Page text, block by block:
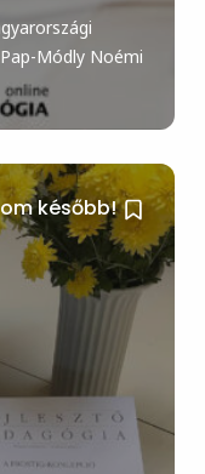
Módly Noémi
később!